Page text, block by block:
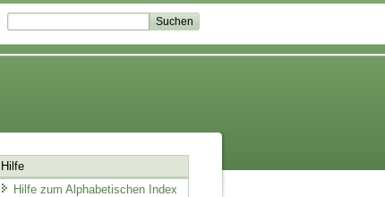
Hilfe
Hilfe zum Alphabetischen Index